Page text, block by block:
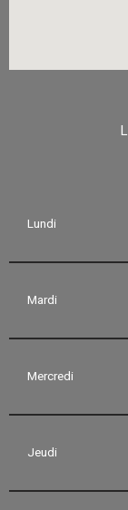
Lundi
Mardi
Mercredi
Jeudi